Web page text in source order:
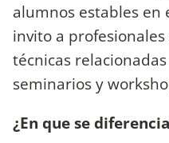
alumnos estables en
invito a
técnicas
seminarios y
¿En que se